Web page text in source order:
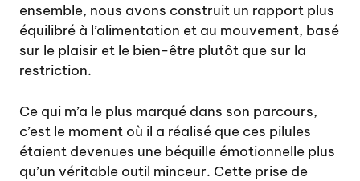
ensemble, nous avons construit un rapport plus
équilibré à l’alimentation et au mouvement, basé
sur le plaisir et le bien-être plutôt que sur la
restriction.
Ce qui m’a le plus marqué dans son parcours,
c’est le moment où il a réalisé que ces pilules
étaient devenues une béquille émotionnelle plus
qu’un véritable outil minceur. Cette prise de